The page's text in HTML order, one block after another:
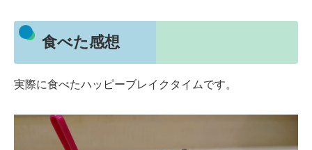
食べた感想
実際に食べたハッピーブレイクタイムです。